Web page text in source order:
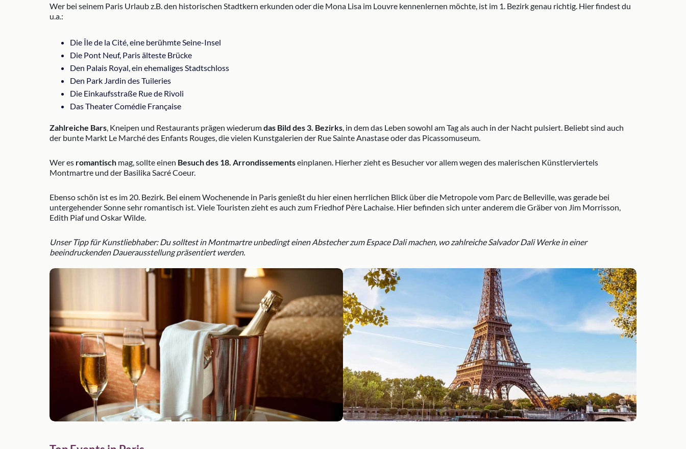
Wer bei seinem Paris Urlaub z.B. den historischen Stadtkern erkunden oder die Mona Lisa im Louvre kennenlernen möchte, ist im 1. Bezirk genau richtig. Hier findest du
u.a.:
Die Île de la Cité, eine berühmte Seine-Insel
Die Pont Neuf, Paris älteste Brücke
Den Palais Royal, ein ehemaliges Stadtschloss
Den Park Jardin des Tuileries
Die Einkaufsstraße Rue de Rivoli
Das Theater Comédie Française
Zahlreiche Bars, Kneipen und Restaurants prägen wiederumdas Bild des 3. Bezirks, in dem das Leben sowohl am Tag als auch in der Nacht pulsiert. Beliebt sind auch
der bunte Markt Le Marché des Enfants Rouges, die vielen Kunstgalerien der Rue Sainte Anastase oder das Picassomuseum.
Wer es romantisch mag, sollte einen Besuch des 18. Arrondissementseinplanen. Hierher zieht es Besucher vor allem wegen des malerischen Künstlerviertels
Montmartre und der Basilika Sacré Coeur.
Ebenso schön ist es im 20. Bezirk. Bei einem Wochenende in Paris genießt du hier einen herrlichen Blick über die Metropole vom Parc de Belleville, was gerade bei
untergehender Sonne sehr romantisch ist. Viele Touristen zieht es auch zum Friedhof Père Lachaise. Hier befinden sich unter anderem die Gräber von Jim Morrisson,
Edith Piaf und Oskar Wilde.
Unser Tipp für Kunstliebhaber: Du solltest in Montmartre unbedingt einen Abstecher zum Espace Dali machen, wo zahlreiche Salvador Dali Werke in einer
beeindruckenden Dauerausstellung präsentiert werden.